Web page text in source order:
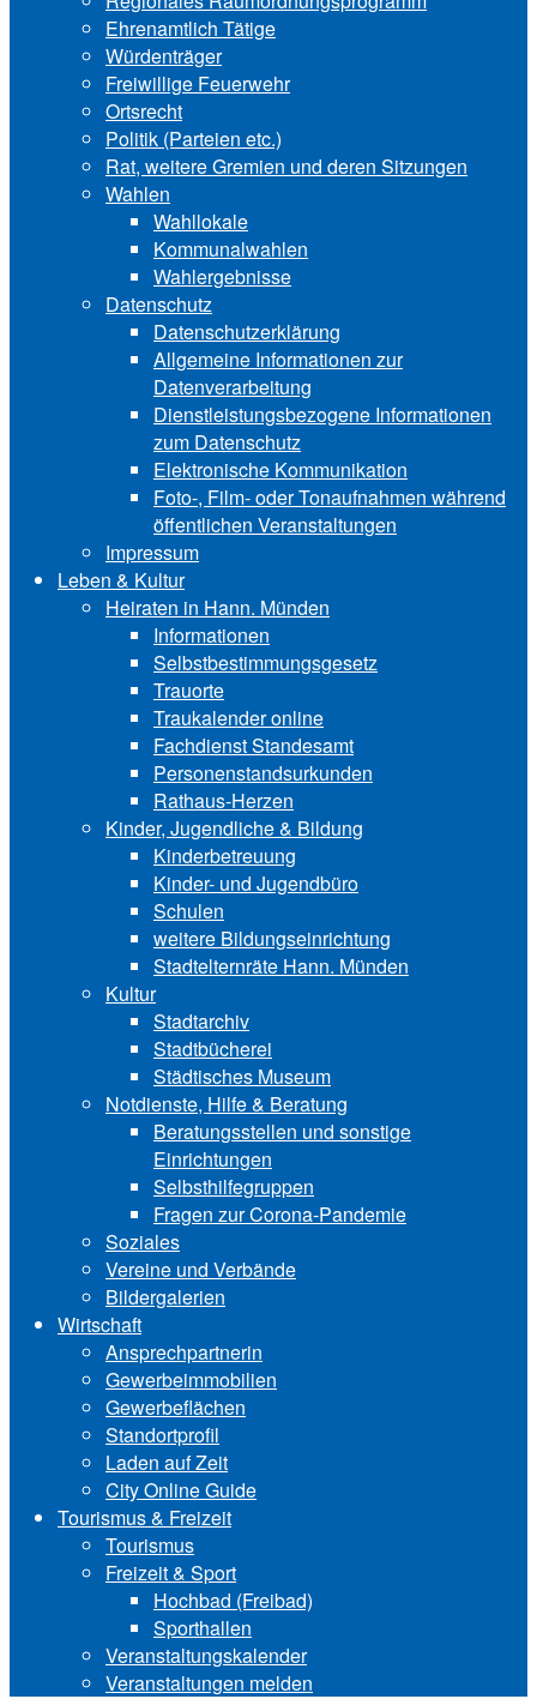
Ehrenamtlich Tätige
Würdenträger
Freiwillige Feuerwehr
Ortsrecht
Politik (Parteien etc.)
Rat, weitere Gremien und deren Sitzungen
Wahlen
Wahllokale
Kommunalwahlen
Wahlergebnisse
Datenschutz
Datenschutzerklärung
Allgemeine Informationen zur
Datenverarbeitung
Dienstleistungsbezogene Informationen
zum Datenschutz
Elektronische Kommunikation
Foto-, Film- oder Tonaufnahmen während
öffentlichen Veranstaltungen
Impressum
Leben & Kultur
Heiraten in Hann. Münden
Informationen
Selbstbestimmungsgesetz
Trauorte
Traukalender online
Fachdienst Standesamt
Personenstandsurkunden
Rathaus-Herzen
Kinder, Jugendliche & Bildung
Kinderbetreuung
Kinder- und Ju‍gend‍bü‍ro
Schulen
weitere Bildungseinrichtung
Stadtelternräte Hann. Münden
Kultur
Stadtarchiv
Stadtbücherei
Städtisches Museum
Notdienste, Hilfe & Be‍ra‍tung
Beratungsstellen und sonstige
Einrichtungen
Selbsthilfegruppen
Fragen zur Corona-Pandemie
Soziales
Vereine und Verbände
Bildergalerien
Wirtschaft
Ansprechpartnerin
Gewerbeimmobilien
Gewerbeflächen
Standortprofil
Laden auf Zeit
City Online Guide
Tourismus & Freizeit
Tourismus
Freizeit & Sport
Hochbad (Freibad)
Sporthallen
Veranstaltungskalender
Veranstaltungen melden